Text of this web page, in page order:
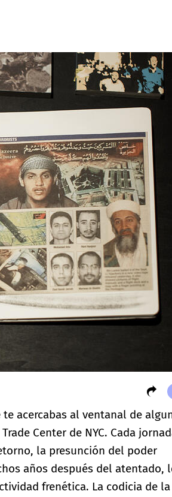
acercabas al ventanal de
Center de NYC. Cada
la presunción del poder
años después del atentado,
frenética. La codicia de la